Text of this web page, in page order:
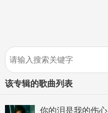
该专辑的歌曲列表
你的泪是我的伤心